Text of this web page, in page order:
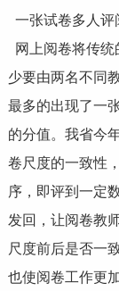
一张试卷多人评
网上阅卷将传
少要由两名不同
最多的出现了一
的分值。我省今
卷尺度的一致性
序，即评到一定
发回，让阅卷教
尺度前后是否一
也使阅卷工作更